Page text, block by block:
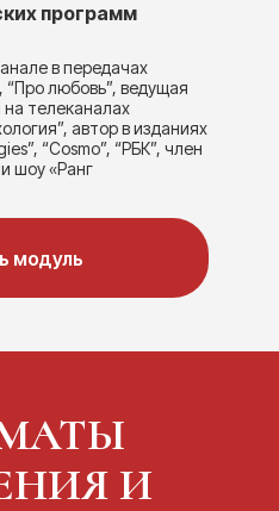
в передачах
любовь”, ведущая
телеканалах
автор в изданиях
“Cosmo”, “РБК”, член
шоу «Ранг
программ
модуль
И